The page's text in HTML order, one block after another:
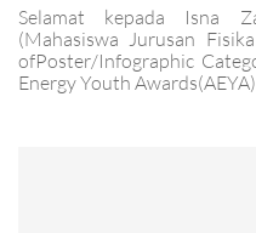
Selamat kepada Isna
(Mahasiswa Jurusan
ofPoster/Infographic
Energy Youth